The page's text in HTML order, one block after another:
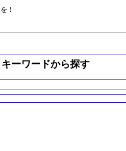
！
キーワードから探す